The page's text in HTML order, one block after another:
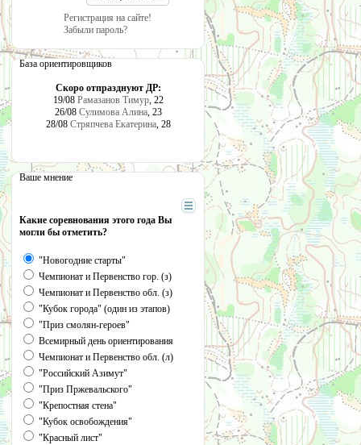
Регистрация на сайте!
Забыли пароль?
База ориентировщиков
Скоро отпразднуют ДР:
19/08 Рамазанов Тимур, 22
26/08 Сулимова Алина, 23
28/08 Стряпчева Екатерина, 28
Ваше мнение
Какие соревнования этого года Вы
могли бы отметить?
"Новогодние старты"
Чемпионат и Первенство гор. (з)
Чемпионат и Первенство обл. (з)
"Кубок города" (один из этапов)
"Приз смолян-героев"
Всемирный день ориентирования
Чемпионат и Первенство обл. (л)
"Российский Азимут"
"Приз Пржевальского"
"Крепостная стена"
"Кубок освобождения"
"Красный лист"